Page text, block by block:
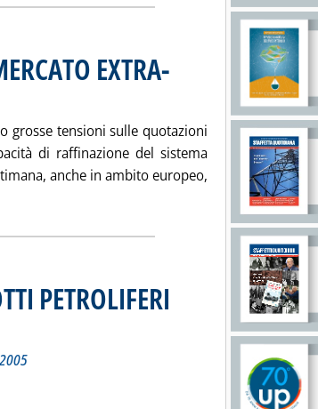
EXTRA-
grosse tensioni sulle quotazioni
di raffinazione del sistema
anche in ambito europeo,
la notizia: 'ANDAMENTO DEI PREZZI SUL
PETROLIFERI
Rilevazione della Camera di Commercio del 27 settembre 2005
PETROLIFERI SULLA PIAZZA DI MILANO'